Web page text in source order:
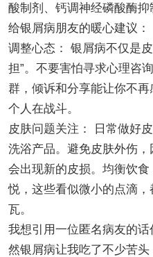
酸制剂、钙调神经磷酸酶抑
给银屑病朋友的暖心建议：
调整心态： 银屑病不仅是
担”。不要害怕寻求心理咨
群，倾诉和分享能让你不
个人在战斗。
皮肤问题关注： 日常做好
洗浴产品。避免皮肤外伤
会出现新的皮损。均衡饮
悦，这些看似微小的点滴
瓦。
我想引用一位匿名病友的
然银屑病让我吃了不少苦头